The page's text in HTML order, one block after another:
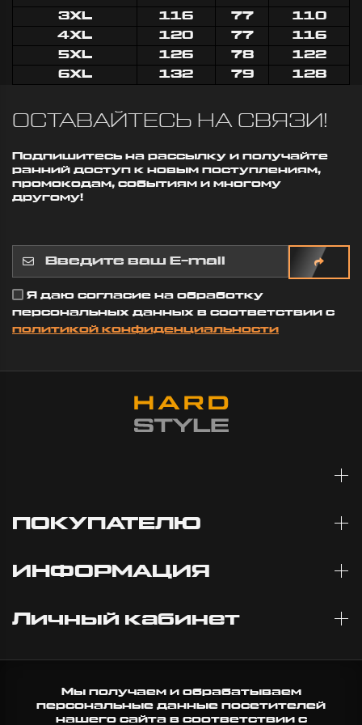
подарок
молодому
человеку
"BAN", осталась
замечательное:
ощупь, принт
яркий и
аккуратный.
Видно, что
Доставка очень
быстрая, заказ
несколько...
Карина
стоит!
очень
сделано
20
2026
3XL
116 77
110
4XL
120 77
116
5XL
126 78
122
6XL
132 79 128
ОСТАВАЙТЕСЬ НА СВЯЗИ!
Подпишитесь на рассылку и получайте
ранний доступ к новым поступлениям,
промокодам, событиям и многому
другому!
Я даю согласие на обработку
персональных данных в соответствии с
политикой конфиденциальности
ПОКУПАТЕЛЮ
ИНФОРМАЦИЯ
Личный кабинет
Мы получаем и обрабатываем
персональные данные посетителей
нашего сайта в соответствии с